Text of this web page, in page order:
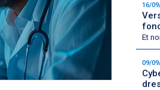
16/
Et
09/